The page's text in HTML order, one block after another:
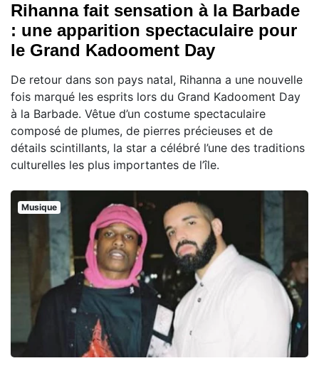
Rihanna fait sensation à la Barbade
: une apparition spectaculaire pour
le Grand Kadooment Day
De retour dans son pays natal, Rihanna a une nouvelle
fois marqué les esprits lors du Grand Kadooment Day
à la Barbade. Vêtue d’un costume spectaculaire
composé de plumes, de pierres précieuses et de
détails scintillants, la star a célébré l’une des traditions
culturelles les plus importantes de l’île.
Musique